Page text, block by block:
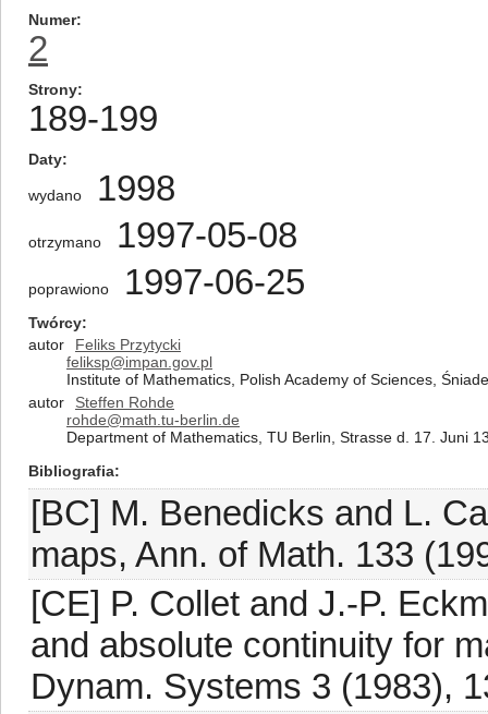
Numer
2
Strony
189-199
Daty
wydano 1998
otrzymano 1997-05-08
poprawiono 1997-06-25
Twórcy
autor
Feliks Przytycki
feliksp@impan.gov.pl
Institute of Mathematics, Polish Academy of Sciences,
autor
Steffen Rohde
rohde@math.tu-berlin.de
Department of Mathematics, TU Berlin, Strasse d. 17. Juni
Bibliografia
[BC] M. Benedicks and L.
maps, Ann. of Math. 133
[CE] P. Collet and J.-P.
and absolute continuity for
Dynam. Systems 3 (1983),